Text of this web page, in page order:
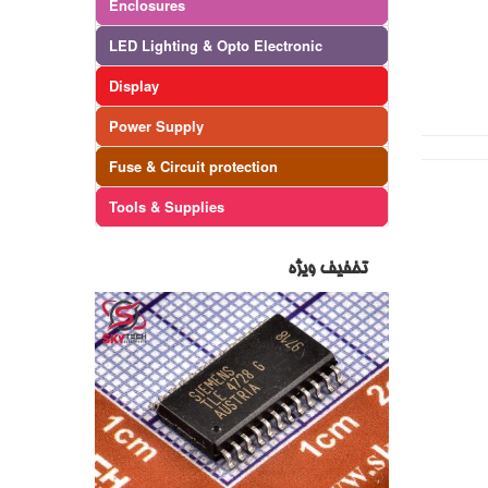
Enclosures
LED Lighting & Opto Electronic
Display
Power Supply
Fuse & Circuit protection
Tools & Supplies
تخفیف ویژه